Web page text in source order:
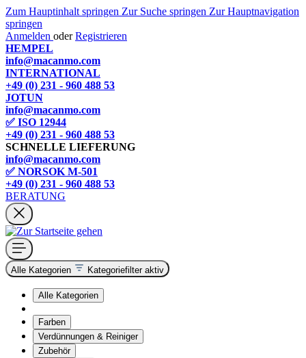
Zum Hauptinhalt springen Zur Suche springen Zur Hauptnavigation
springen
Anmelden oder Registrieren
HEMPEL
info@macanmo.com
INTERNATIONAL
+49 (0) 231 - 960 488 53
JOTUN
info@macanmo.com
✅ ISO 12944
+49 (0) 231 - 960 488 53
SCHNELLE LIEFERUNG
info@macanmo.com
✅ NORSOK M-501
+49 (0) 231 - 960 488 53
BERATUNG
Alle Kategorien Kategoriefilter aktiv
Alle Kategorien
Farben
Verdünnungen & Reiniger
Zubehör